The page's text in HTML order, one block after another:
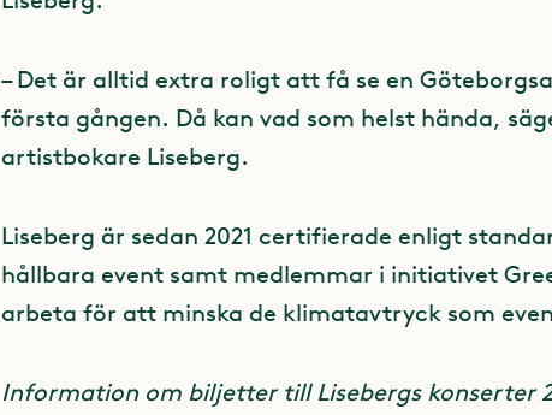
– Det är alltid extra roligt att få se en
första gången. Då kan vad som helst hända,
artistbokare Liseberg.
Liseberg är sedan 2021 certifierade enligt
hållbara event samt medlemmar i initiativet
arbeta för att minska de klimatavtryck som
Information om biljetter till Lisebergs konserter